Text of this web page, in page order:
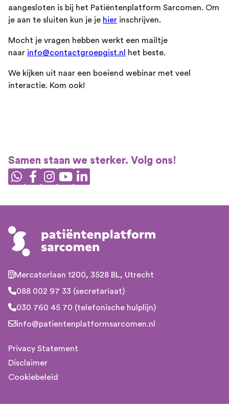
aangesloten is bij het Patiëntenplatform Sarcomen. Om
je aan te sluiten kun je je hier inschrijven.
Mocht je vragen hebben werkt een mailtje
naar info@contactgroepgist.nl het beste.
We kijken uit naar een boeiend webinar met veel
interactie. Kom ook!
Samen staan we sterker. Volg ons!
Mercatorlaan 1200, 3528 BL, Utrecht
088 002 97 33 (secretariaat)
030 760 45 70 (telefonische hulplijn)
info@patientenplatformsarcomen.nl
Privacy Statement
Disclaimer
Cookiebeleid